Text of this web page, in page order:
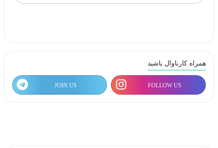
همراه کارناوال باشید
FOLLOW US
JOIN US